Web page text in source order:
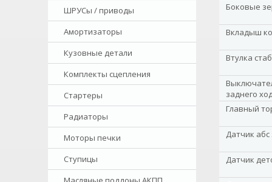
ШРУСы / приводы
Амортизаторы
Кузовные детали
Комплекты сцепления
Стартеры
Радиаторы
Моторы печки
Ступицы
Боковые
Вкладыш
Втулка
заднего
Главный
Датчик
Датчик